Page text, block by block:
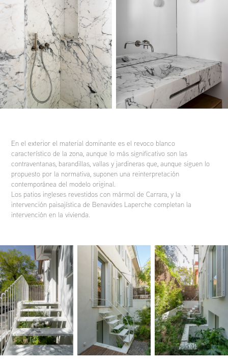
En el exterior el material dominante es el revoco blanco
característico de la zona, aunque lo más significativo son las
contraventanas, barandillas, vallas y jardineras que, aunque siguen lo
propuesto por la normativa, suponen una reinterpretación
contemporánea del modelo original.
Los patios ingleses revestidos con mármol de Carrara, y la
intervención paisajística de Benavides Laperche completan la
intervención en la vivienda.